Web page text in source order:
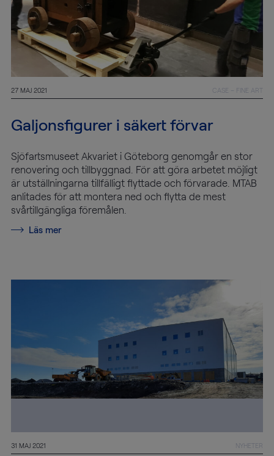
27 MAJ 2021 CASE – FINE ART
Galjonsfigurer i säkert förvar
Sjöfartsmuseet Akvariet i Göteborg genomgår en stor
renovering och tillbyggnad. För att göra arbetet möjligt
är utställningarna tillfälligt flyttade och förvarade. MTAB
anlitades för att montera ned och flytta de mest
svårtillgängliga föremålen.
Läs mer
31 MAJ 2021 NYHETER